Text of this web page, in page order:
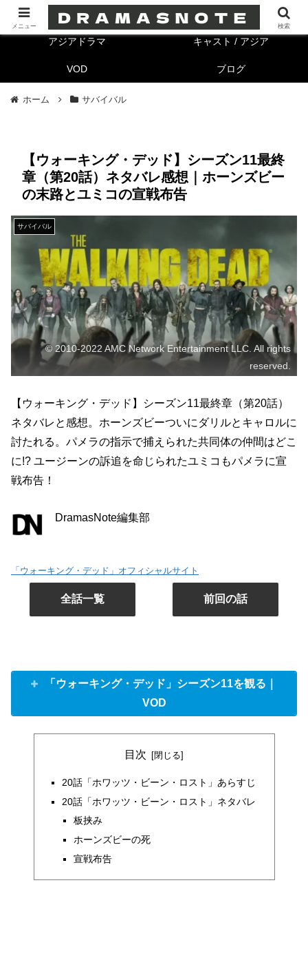
海外ドラマ キャスト/海外
アジアドラマ キャスト / アジア
VOD ブログ
ホーム サバイバル
【ウォーキング・デッド】シーズン11最終
章（第20話）ネタバレ感想｜ホーンズビー
の末路とユミコの宣戦布告
サバイバル
© 2010-2022 AMC Network Entertainment LLC. All rights
reserved.
【ウォーキング・デッド】シーズン11最終章（第20話）
ネタバレと感想。ホーンズビーついにダリルとキャロルに
討たれる。パメラの指示で捕えられた共同体の仲間はどこ
に!? ユージーンの訴追を命じられたユミコもパメラに宣
戦布告！
DramasNote編集部
「ウォーキング・デッド」オフィシャルサイト
全話一覧 前回の話
「ウォーキング・デッド」シーズン11を観る｜
VOD
目次
20話「ホワッツ・ビーン・ロスト」あらすじ
20話「ホワッツ・ビーン・ロスト」ネタバレ
板挟み
ホーンズビーの死
宣戦布告
メニュー 検索